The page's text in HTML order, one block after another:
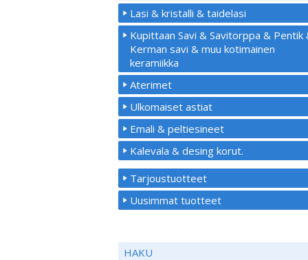
Lasi & kristalli & taidelasi
Kupittaan Savi & Savitorppa & Pentik
Kerman savi & muu kotimainen
keramiikka
Aterimet
Ulkomaiset astiat
Emali & peltiesineet
Kalevala & desing korut.
Tarjoustuotteet
Uusimmat tuotteet
HAKU